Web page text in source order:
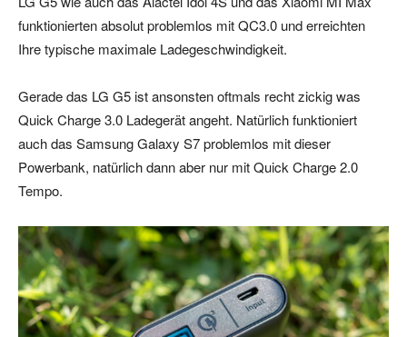
funktionierten absolut problemlos mit QC3.0 und erreichten
Ihre typische maximale Ladegeschwindigkeit.
Gerade das LG G5 ist ansonsten oftmals recht zickig was
Quick Charge 3.0 Ladegerät angeht. Natürlich funktioniert
auch das Samsung Galaxy S7 problemlos mit dieser
Powerbank, natürlich dann aber nur mit Quick Charge 2.0
Tempo.